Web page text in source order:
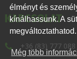
élményt és
kínálhassunk. A
megváltoztathatod.
Még több
KAPCSOLAT
+36 (83) 777 088